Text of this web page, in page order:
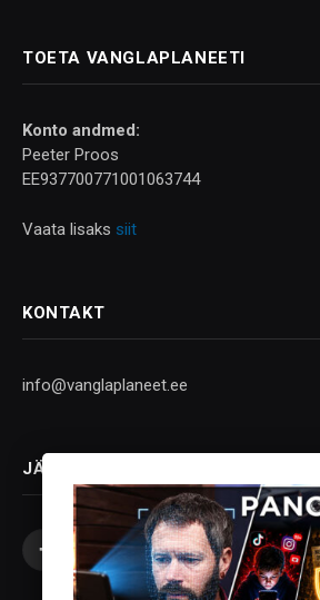
TOETA VANGLAPLANEETI
Konto andmed:
Peeter Proos
EE937700771001063744
Vaata lisaks siit
KONTAKT
info@vanglaplaneet.ee
JÄLGI SOTSIAALMEEDIAS
Facebook
X
(Twitter)
InstagramYouTubeTelegram